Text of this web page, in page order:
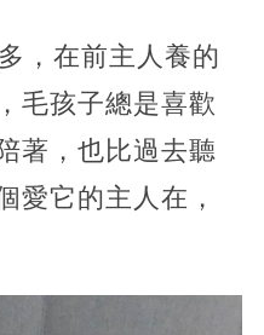
，在前主人養的
毛孩子總是喜歡
著，也比過去聽
愛它的主人在，